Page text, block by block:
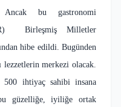
bu gastronomi
Birleşmiş Milletler
hibe edildi. Bugünden
merkezi olacak.
ihtiyaç sahibi insana
güzelliğe, iyiliğe ortak